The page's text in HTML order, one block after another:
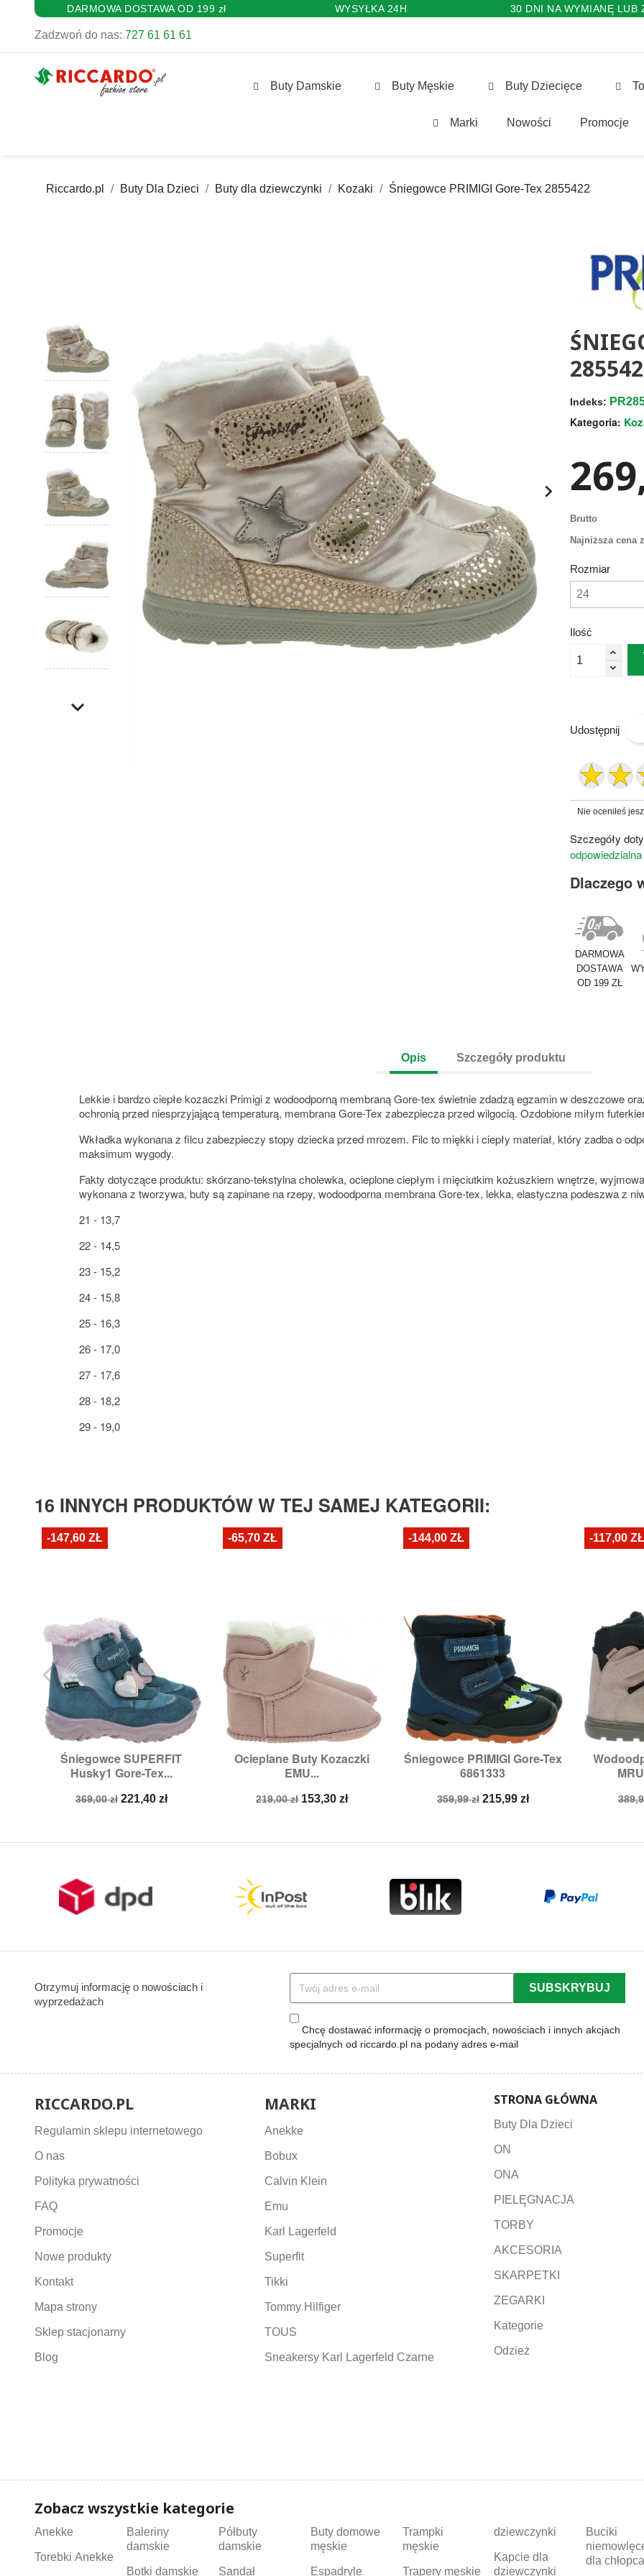
DARMOWA DOSTAWA OD 199 zł WYSYŁKA 24H 30 DNI NA WYMIANĘ LUB
Zadzwoń do nas: 727 61 61 61
Buty Damskie Buty Męskie Buty Dziecięce
Marki Nowości Promocje
Riccardo.pl Buty Dla Dzieci Buty dla dziewczynki Kozaki Śniegowce PRIMIGI Gore-Tex 2855422

Indeks:
Kategoria:
Brutto
Najniższa cena
Rozmiar
Ilość
Udostępnij
Nie oceniłeś
Szczegóły
Dlaczego
DARMOWA
DOSTAWA
OD 199 ZŁ
Opis Szczegóły produktu
Lekkie i bardzo ciepłe kozaczki Primigi z wodoodporną membraną Gore-tex świetnie zdadzą egzamin w deszczowe
ochronią przed niesprzyjającą temperaturą, membrana Gore-Tex zabezpiecza przed wilgocią. Ozdobione miłym
Wkładka wykonana z filcu zabezpieczy stopy dziecka przed mrozem. Filc to miękki i ciepły materiał, który zadba o
maksimum wygody.
Fakty dotyczące produktu: skórzano-tekstylna cholewka, ocieplone ciepłym i mięciutkim kożuszkiem wnętrze,
wykonana z tworzywa, buty są zapinane na rzepy, wodoodporna membrana Gore-tex, lekka, elastyczna podeszwa z
21 - 13,7
22 - 14,5
23 - 15,2
24 - 15,8
25 - 16,3
26 - 17,0
27 - 17,6
28 - 18,2
29 - 19,0
16 INNYCH PRODUKTÓW W TEJ SAMEJ KATEGORII:
Śniegowce SUPERFIT
Husky1 Gore-Tex...
Cena
369,00 zł Cena
221,40 zł
Szybki podgląd
Rozmiary:26
-147,60 ZŁ
Ocieplane Buty Kozaczki
EMU...
Cena
219,00 zł Cena
153,30 zł
Szybki podgląd
Rozmiary:12/18
-65,70 ZŁ
Śniegowce PRIMIGI Gore-Tex
6861333
Cena
359,99 zł Cena
215,99 zł
Szybki podgląd
Rozmiary:25,26,
-144,00 ZŁ

-117,00 ZŁ
Otrzymuj informację o nowościach i
wyprzedażach
Chcę dostawać informację o promocjach, nowościach i innych akcjach
specjalnych od riccardo.pl na podany adres e-mail
RICCARDO.PL
Regulamin sklepu internetowego
O nas
Polityka prywatności
FAQ
Promocje
Nowe produkty
Kontakt
Mapa strony
Sklep stacjonarny
Blog
MARKI
Anekke
Bobux
Calvin Klein
Emu
Karl Lagerfeld
Superfit
Tikki
Tommy Hilfiger
TOUS
Sneakersy Karl Lagerfeld Czarne
STRONA GŁÓWNA
Buty Dla Dzieci
ON
ONA
PIELĘGNACJA
TORBY
AKCESORIA
SKARPETKI
ZEGARKI
Kategorie
Odzież
Zobacz wszystkie kategorie
Anekke
Torebki Anekke
Baleriny
damskie
Botki damskie
Półbuty
damskie
Sandał
Buty domowe
męskie
Espadryle
Trampki
męskie
Trapery męskie
dziewczynki
Kapcie dla
dziewczynki
Buciki
dla